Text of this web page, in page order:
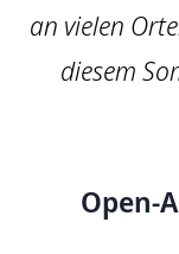
an vielen
diesem
Open-